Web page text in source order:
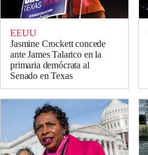
EEUU
Jasmine Crockett concede
ante James Talarico en la
primaria demócrata al
Senado en Texas